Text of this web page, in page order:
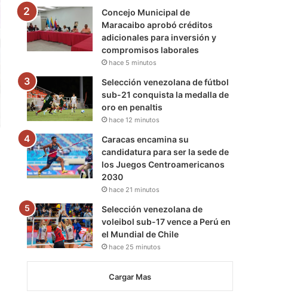
Concejo Municipal de
Maracaibo aprobó créditos
adicionales para inversión y
compromisos laborales
hace 5 minutos
Selección venezolana de fútbol
sub-21 conquista la medalla de
oro en penaltis
hace 12 minutos
Caracas encamina su
candidatura para ser la sede de
los Juegos Centroamericanos
2030
hace 21 minutos
Selección venezolana de
voleibol sub-17 vence a Perú en
el Mundial de Chile
hace 25 minutos
Cargar Mas